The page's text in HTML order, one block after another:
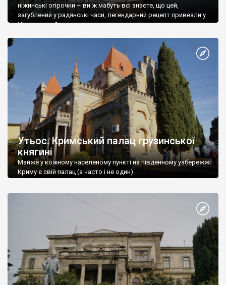
ніжинські огірочки – ви ж мабуть всі знаєте, що цей,
загублений у радянські часи, легендарний рецепт привезли у
Ніжин греки?
Утьос. Кримський палац грузинської
княгині
Майже у кожному населеному пункті на південному узбережжі
Криму є свій палац (а часто і не один).